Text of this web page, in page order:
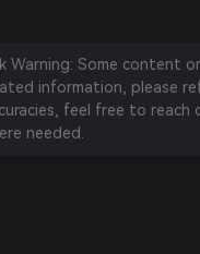
Warning: Some content
information, please
feel free to
needed.